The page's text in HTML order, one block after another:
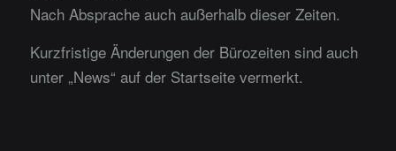
Nach Absprache auch außerhalb dieser Zeiten.
Kurzfristige Änderungen der Bürozeiten sind auch
unter „News“ auf der Startseite vermerkt.